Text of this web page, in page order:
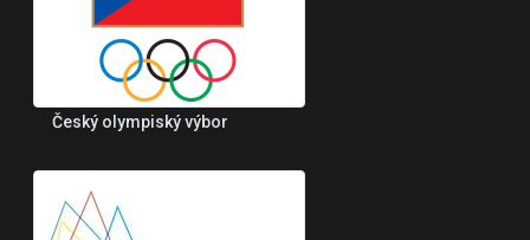
Český olympiský výbor